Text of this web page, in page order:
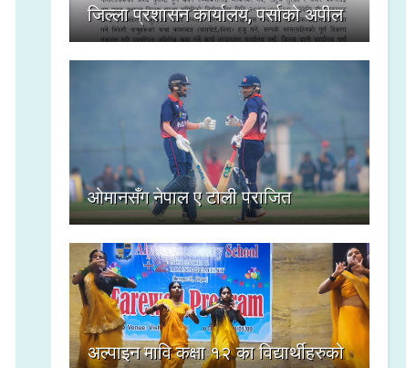
जिल्ला प्रशासन कार्यालय, पर्साको अपील
ओमानसँग नेपाल ए टोली पराजित
अल्पाइन मावि कक्षा १२ का विद्यार्थीहरुको